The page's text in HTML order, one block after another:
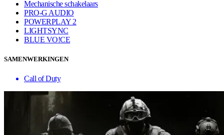
Mechanische schakelaars
PRO-G AUDIO
POWERPLAY 2
LIGHTSYNC
BLUE VO!CE
SAMENWERKINGEN
Call of Duty